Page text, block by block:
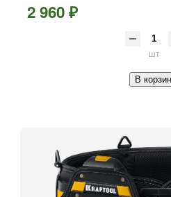
2 960 ₽
шт
В